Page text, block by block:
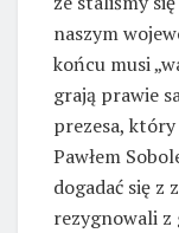
naszym
końcu musi
grają prawie
prezesa,
Pawłem
dogadać się z
rezygnowali z